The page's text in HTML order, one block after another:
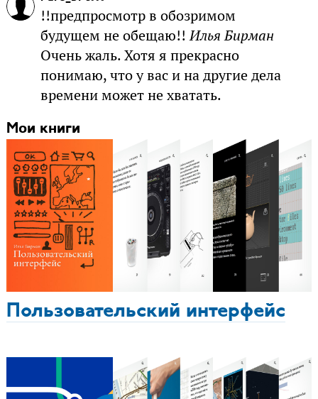
!!предпросмотр в обозримом
будущем не обещаю!!Илья Бирман
Очень жаль. Хотя я прекрасно
понимаю, что у вас и на другие дела
времени может не хватать.
Мои книги
Пользовательский интерфейс